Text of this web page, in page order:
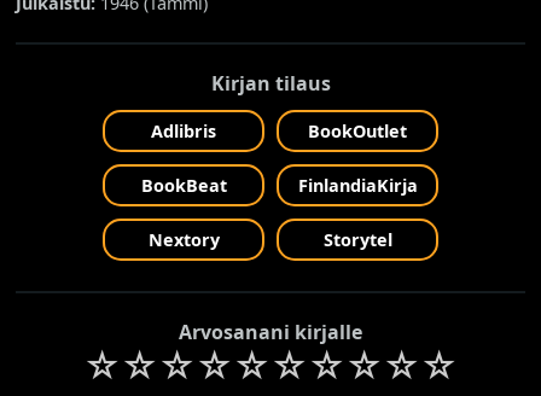
Kirjan tilaus
Adlibris BookOutlet
BookBeat FinlandiaKirja
Nextory Storytel
Arvosanani kirjalle
☆☆☆☆☆☆☆☆☆☆